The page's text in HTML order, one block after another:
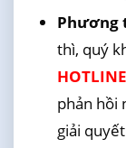
Phương
thì, quý
phản hồi
giải